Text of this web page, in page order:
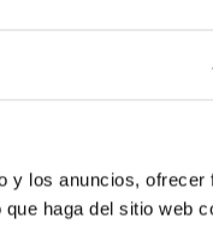
y los anuncios,
haga del sitio web